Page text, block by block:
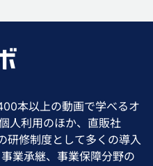
本以上の動画で学べるオ
人利用のほか、直販社
研修制度として多くの導入
業承継、事業保障分野の